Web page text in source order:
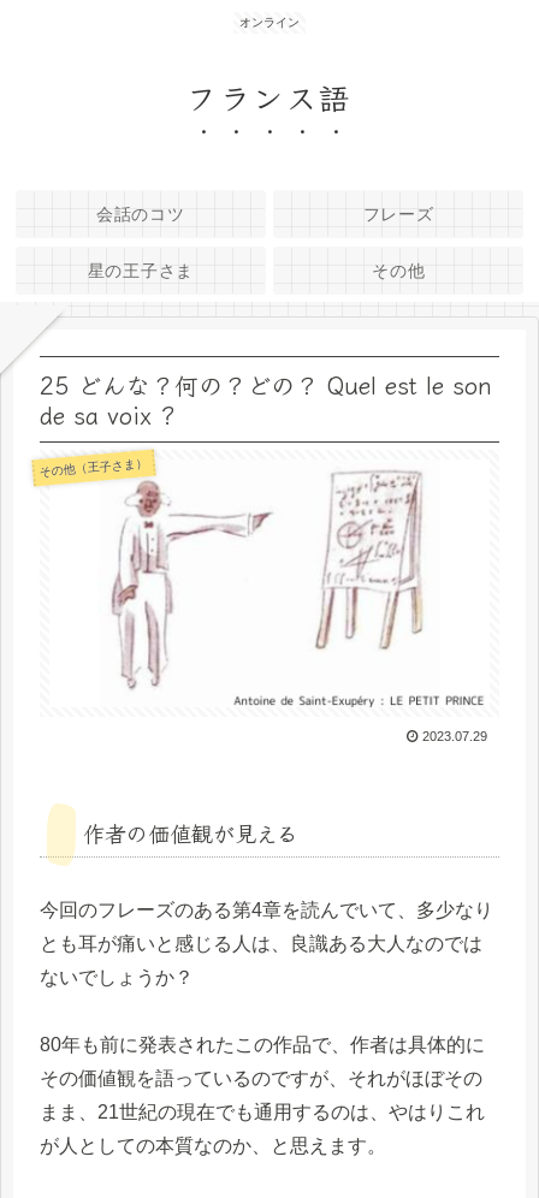
オンライン
フランス語
会話のコツ フレーズ
星の王子さま その他
25 どんな？何の？どの？ Quel est le son
de sa voix ?
その他（王子さま）
2023.07.29
作者の価値観が見える
今回のフレーズのある第4章を読んでいて、多少なり
とも耳が痛いと感じる人は、良識ある大人なのでは
ないでしょうか？
80年も前に発表されたこの作品で、作者は具体的に
その価値観を語っているのですが、それがほぼその
まま、21世紀の現在でも通用するのは、やはりこれ
が人としての本質なのか、と思えます。